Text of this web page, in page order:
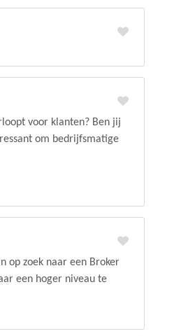
voor klanten? Ben jij
om bedrijfsmatige
op zoek naar een Broker
een hoger niveau te